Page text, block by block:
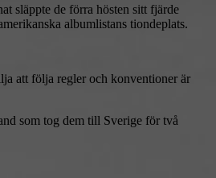
släppte de förra hösten sitt fjärde
albumlistans tiondeplats.
att följa regler och konventioner är
som tog dem till Sverige för två